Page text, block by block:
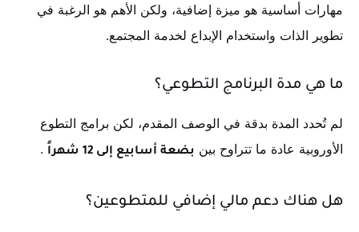
مهارات أساسية هو ميزة إضافية، ولكن الأهم هو الرغبة في
تطوير الذات واستخدام الإبداع لخدمة المجتمع.
ما هي مدة البرنامج التطوعي؟
لم تُحدد المدة بدقة في الوصف المقدم، لكن برامج التطوع
الأوروبية عادة ما تتراوح بين بضعة أسابيع إلى 12 شهراً .
هل هناك دعم مالي إضافي للمتطوعين؟